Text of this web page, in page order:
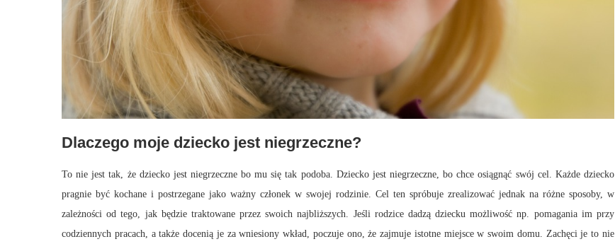
Dlaczego moje dziecko jest niegrzeczne?
To nie jest tak, że dziecko jest niegrzeczne bo mu się tak podoba. Dziecko jest niegrzeczne, bo chce osiągnąć swój cel. Każde dziecko
pragnie być kochane i postrzegane jako ważny członek w swojej rodzinie. Cel ten spróbuje zrealizować jednak na różne sposoby, w
zależności od tego, jak będzie traktowane przez swoich najbliższych. Jeśli rodzice dadzą dziecku możliwość np. pomagania im przy
codziennych pracach, a także docenią je za wniesiony wkład, poczuje ono, że zajmuje istotne miejsce w swoim domu. Zachęci je to nie